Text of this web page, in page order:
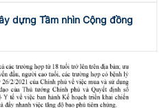
dựng Tầm nhìn Cộng đồng